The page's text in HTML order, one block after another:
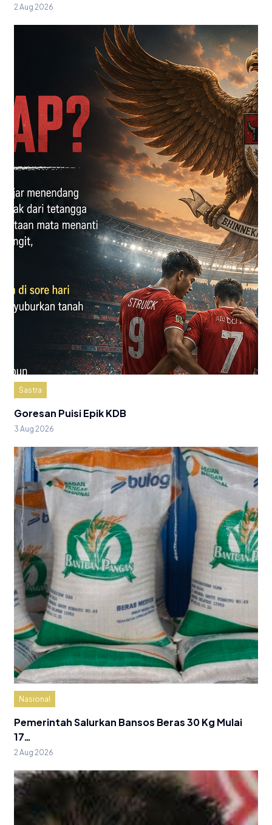
2 Aug 2026
Sastra
Goresan Puisi Epik KDB
3 Aug 2026
Nasional
Pemerintah Salurkan Bansos Beras 30 Kg Mulai
17…
2 Aug 2026